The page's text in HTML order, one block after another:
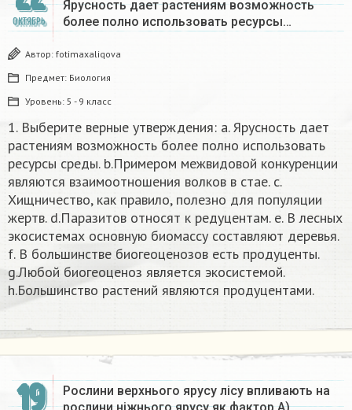
ОКТЯБРЬ
Ярусность дает растениям возможность
более полно использовать ресурсы…
Автор: fotimaxaliqova
Предмет: Биология
Уровень: 5 - 9 класс
1. Выберите верные утверждения: a. Ярусность дает
растениям возможность более полно использовать
ресурсы среды. b.Примером межвидовой конкуренции
являются взаимоотношения волков в стае. c.
Хищничество, как правило, полезно для популяции
жертв. d.Паразитов относят к редуцентам. e. В лесных
экосистемах основную биомассу составляют деревья.
f. В большинстве биогеоценозов есть продуценты.
g.Любой биогеоценоз является экосистемой.
h.Большинство растений являются продуцентами.
19
Рослини верхнього ярусу лісу впливають на